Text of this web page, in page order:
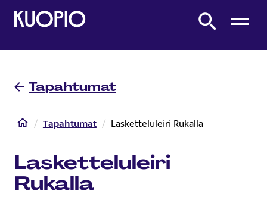
Etusivulle
Etsi sivustolta
Tapahtumat
Etusivu
Tapahtumat Lasketteluleiri Rukalla
Lasketteluleiri
Rukalla